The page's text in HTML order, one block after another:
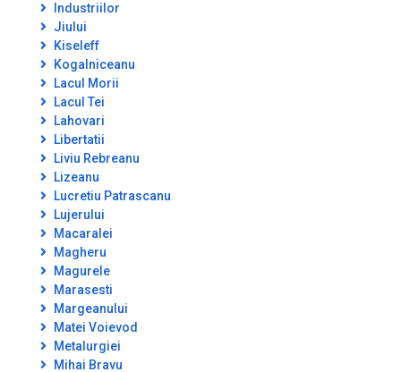
Industriilor
Jiului
Kiseleff
Kogalniceanu
Lacul Morii
Lacul Tei
Lahovari
Libertatii
Liviu Rebreanu
Lizeanu
Lucretiu Patrascanu
Lujerului
Macaralei
Magheru
Magurele
Marasesti
Margeanului
Matei Voievod
Metalurgiei
Mihai Bravu